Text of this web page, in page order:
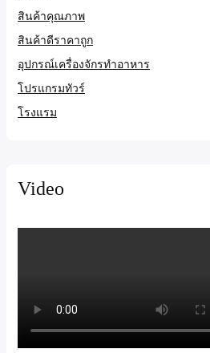
สินค้าคุณภาพ
สินค้าดีราคาถูก
อุปกรณ์เครื่องจักรทำอาหาร
โปรแกรมทัวร์
โรงแรม
Video